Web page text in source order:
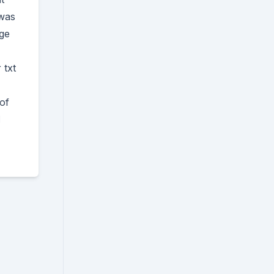
txt